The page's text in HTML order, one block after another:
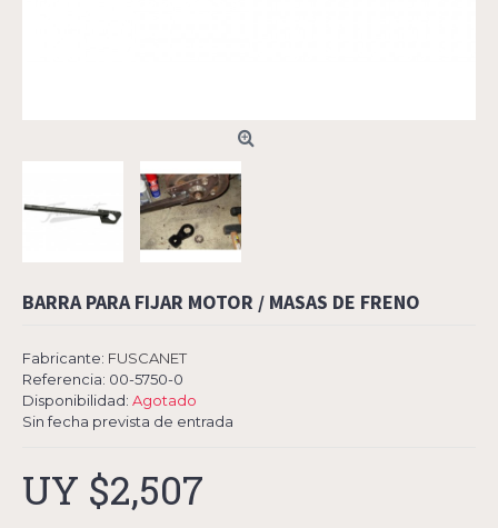
BARRA PARA FIJAR MOTOR / MASAS DE FRENO
Fabricante: FUSCANET
Referencia: 00-5750-0
Disponibilidad: Agotado
Sin fecha prevista de entrada
UY $2,507